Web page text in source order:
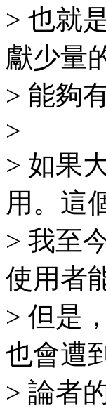
> 也就
獻少量
> 能夠
>
> 如果
用。這
> 我至
使用者
> 但是
也會遭
> 論者